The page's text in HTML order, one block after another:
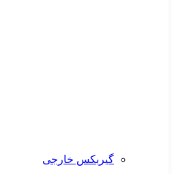
گیربکس خارجی